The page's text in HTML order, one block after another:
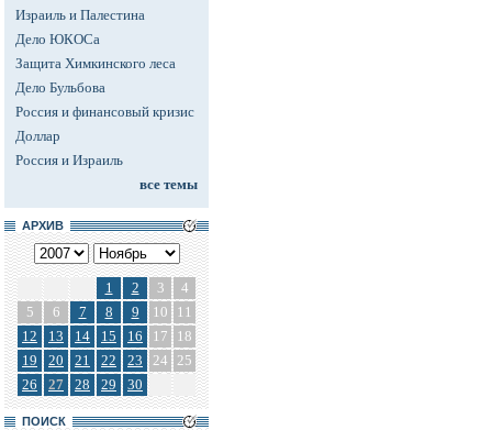
Израиль и Палестина
Дело ЮКОСа
Защита Химкинского леса
Дело Бульбова
Россия и финансовый кризис
Доллар
Россия и Израиль
все темы
АРХИВ
1 2 3
4
5
6 7 8 9 10
11
12
13 14 15 16 17
18
19
20 21 22 23 24 25
26
27 28 29 30
ПОИСК